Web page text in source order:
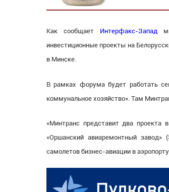
Как сообщает Интерфакс-Запад
инвестиционные проекты на
в Минске.
В рамках форума будет работать
коммунальное хозяйство». Там
«Минтранс представит два проекта
«Оршанский авиаремонтный завод»
самолетов бизнес-авиации в